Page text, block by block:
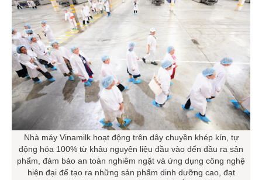
Nhà máy Vinamilk hoạt động trên dây chuyền khép kín, tự
động hóa 100% từ khâu nguyên liệu đầu vào đến đầu ra sản
phẩm, đảm bảo an toàn nghiêm ngặt và ứng dụng công nghệ
hiện đại để tạo ra những sản phẩm dinh dưỡng cao, đạt